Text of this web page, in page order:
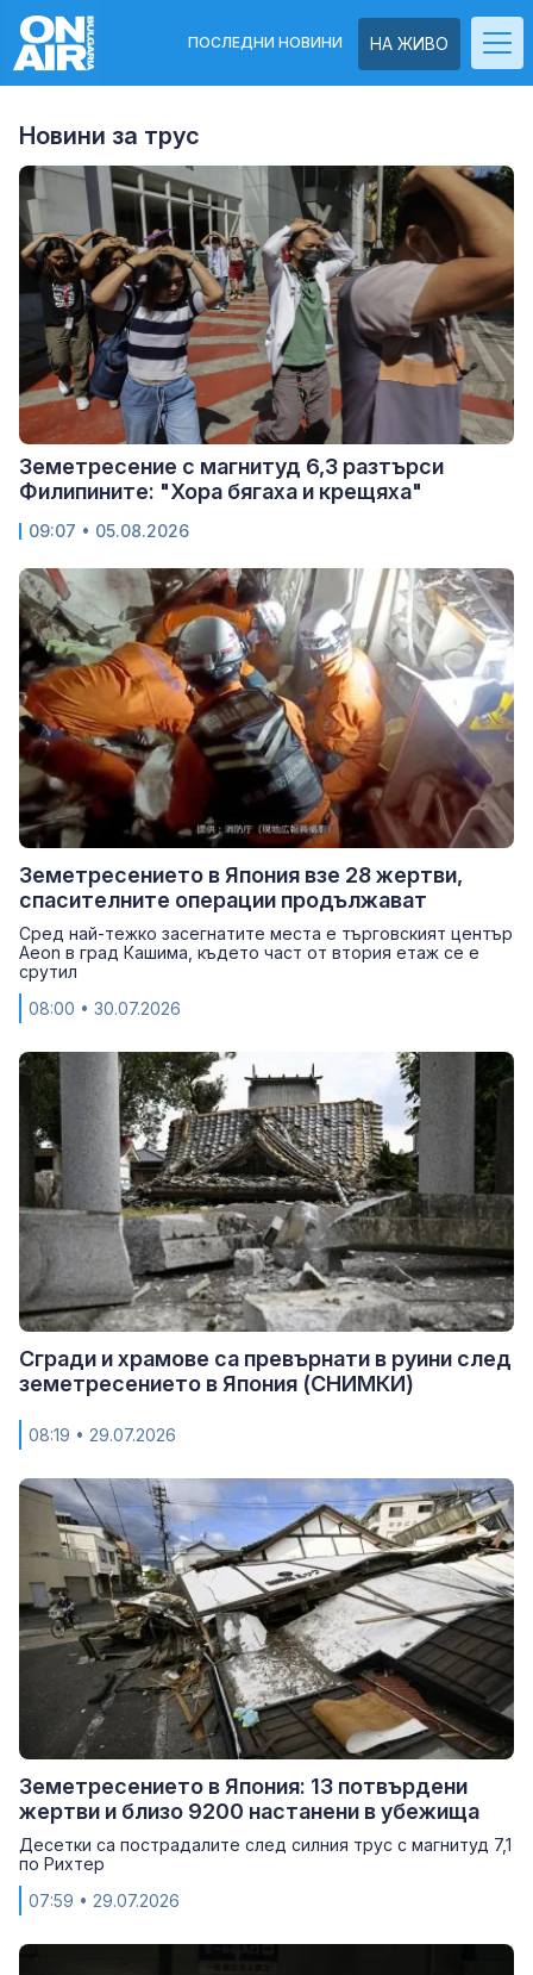
НА ЖИВО
ПОСЛЕДНИ НОВИНИ
Новини за трус
Земетресение с магнитуд 6,3 разтърси
Филипините: "Хора бягаха и крещяха"
09:07 • 05.08.2026
Земетресението в Япония взе 28 жертви,
спасителните операции продължават
Сред най-тежко засегнатите места е търговският център
Aeon в град Кашима, където част от втория етаж се е
срутил
08:00 • 30.07.2026
Сгради и храмове са превърнати в руини след
земетресението в Япония (СНИМКИ)
08:19 • 29.07.2026
Земетресението в Япония: 13 потвърдени
жертви и близо 9200 настанени в убежища
Десетки са пострадалите след силния трус с магнитуд 7,1
по Рихтер
07:59 • 29.07.2026